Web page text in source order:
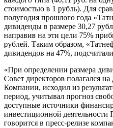
стоимостью в 1 рубль). Для
полугодия прошлого года
дивиденды в размере 30,27
направив на эти цели 75%
рублей. Таким образом,
дивидендов на 47%,
«При определении размера
Совет директоров полагался
Компании, исходил из
период, учитывал прогноз
доступные источники
инвестиционной
говорится в пресс-релизе